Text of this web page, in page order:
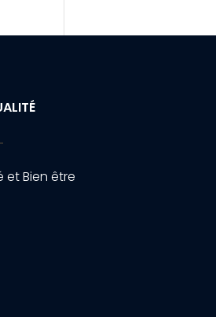
et Bien être